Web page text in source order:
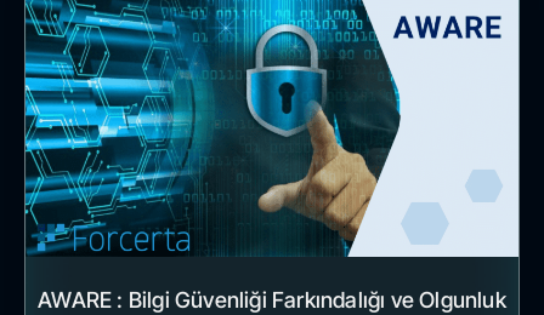
AWARE : Bilgi Güvenliği Farkındalığı ve Olgunluk